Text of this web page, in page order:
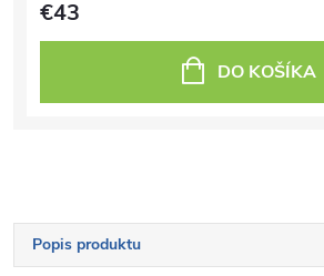
€43
DO KOŠÍKA
Popis produktu